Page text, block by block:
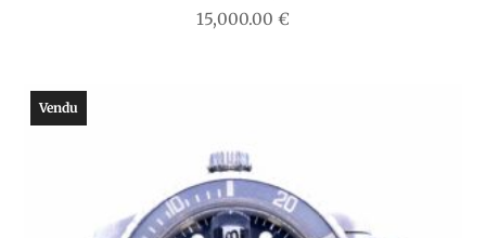
15,000.00 €
Vendu